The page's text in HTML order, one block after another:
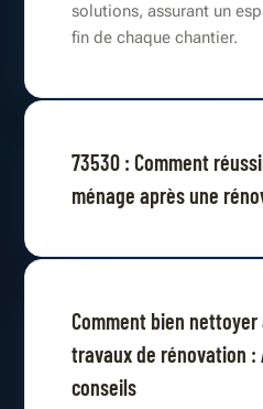
solutions, assurant un
fin de chaque chantier.
73530 : Comment
ménage après une
Comment bien
travaux de rénovation :
conseils